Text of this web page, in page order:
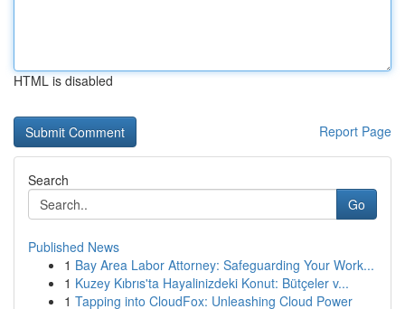
HTML is disabled
Report Page
Search
Go
Published News
1 Bay Area Labor Attorney: Safeguarding Your Work...
1 Kuzey Kıbrıs'ta Hayalinizdeki Konut: Bütçeler v...
1 Tapping into CloudFox: Unleashing Cloud Power